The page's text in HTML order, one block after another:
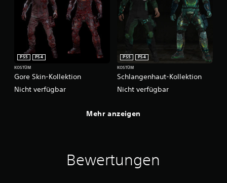
Gore Skin-Kollektion
PS5
PS4
KOSTÜM
Nicht verfügbar
Schlangenhaut-Kollektion
PS5
PS4
KOSTÜM
Nicht verfügbar
Mehr anzeigen
Bewertungen